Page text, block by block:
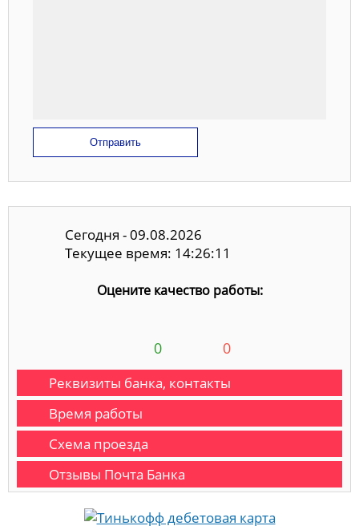
Отправить
Сегодня - 09.08.2026
Текущее время: 14:26:11
Оцените качество работы:
0 0
Реквизиты банка, контакты
Время работы
Схема проезда
Отзывы Почта Банка